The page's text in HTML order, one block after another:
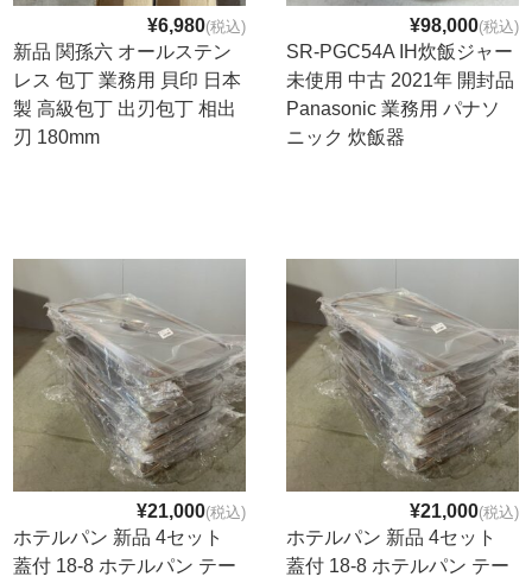
¥6,980(税込)
新品 関孫六 オールステン
レス 包丁 業務用 貝印 日本
製 高級包丁 出刃包丁 相出
刃 180mm
¥98,000(税込)
SR-PGC54A IH炊飯ジャー
未使用 中古 2021年 開封品
Panasonic 業務用 パナソ
ニック 炊飯器
¥21,000(税込)
ホテルパン 新品 4セット
蓋付 18-8 ホテルパン テー
¥21,000(税込)
ホテルパン 新品 4セット
蓋付 18-8 ホテルパン テー